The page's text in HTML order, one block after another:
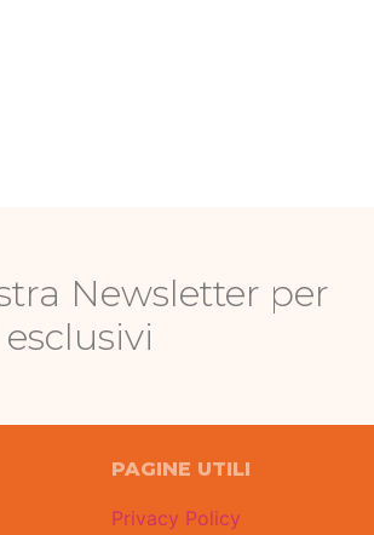
Newsletter per
PAGINE UTILI
Privacy Policy